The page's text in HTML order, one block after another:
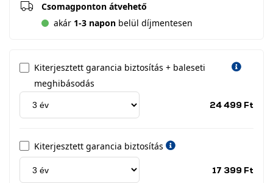
Csomagponton átvehető
akár 1-3 napon belül díjmentesen
Kiterjesztett garancia biztosítás + baleseti
meghibásodás
24 499 Ft
Kiterjesztett garancia biztosítás
17 399 Ft